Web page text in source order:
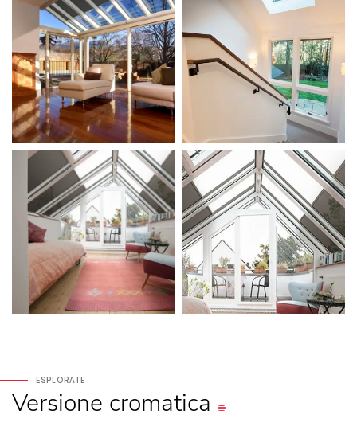
ESPLORATE
Versione cromatica